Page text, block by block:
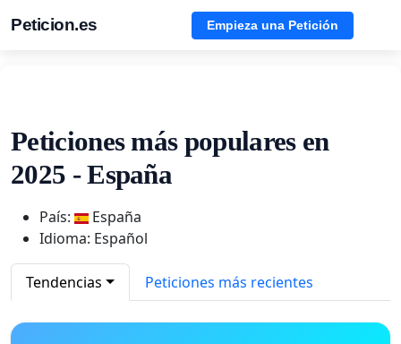
Peticion.es Empieza una Petición
Peticiones más populares en
2025 - España
País:
España
Idioma: Español
Tendencias Peticiones más recientes